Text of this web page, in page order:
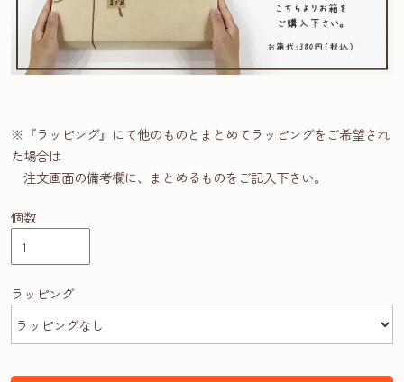
※『ラッピング』にて他のものとまとめてラッピングをご希望され
た場合は
注文画面の備考欄に、まとめるものをご記入下さい。
個数
ラッピング